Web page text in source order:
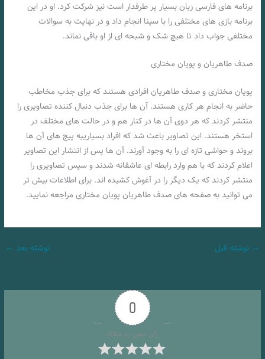
برنامه های فارسی زبان بسیار پر طرفدار است نیز شرکت کرد. او در این
برنامه بازی های مختلفی را با سینا انجام داد و در نهایت به سوالات
مختلفی جواب داد تا هیچ شک و شبحه ای از او باقی نماند.
صدف طاهریان و پویان مختاری
پویان مختاری و صدف طاهریان افرادی هستند که برای جذب مخاطب
حاضر به انجام هر کاری هستند. آن ها برای جذب دنبال کننده تصاویری را
منتشر کردند که هر دوی آن ها در کنار هم و در حالت های مختلف در
استخر هستند. این تصاویر باعث شد که افراد بسیاریبه پیج های آن ها
بروند و حواشی تازه ای را به وجود آورند. آن ها پس از انتشار این تصاویر
اعلام کردند که با هم وارد رابطه ای عاشقانه شدند و سپس تصاویری را
منتشر کردند که یک دیگر را در آغوش کشیده اند. برای اطلاعات بیش تر
می توانید به صفحه های صدف طاهریان پویان مختاری مراجعه نمایید.
→ نوشته قبل نوشته بعد ←
0
رأی دهی به مقاله